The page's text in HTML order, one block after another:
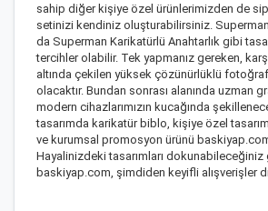
sahip diğer kişiye özel ürünlerimizden de
setinizi kendiniz oluşturabilirsiniz.
da Superman Karikatürlü Anahtarlık gibi
tercihler olabilir. Tek yapmanız gereken,
altında çekilen yüksek çözünürlüklü
olacaktır. Bundan sonrası alanında uzman
modern cihazlarımızın kucağında
tasarımda karikatür biblo , kişiye özel
ve kurumsal promosyon ürünü
Hayalinizdeki tasarımları
baskiyap.com, şimdiden keyifli alışverişler